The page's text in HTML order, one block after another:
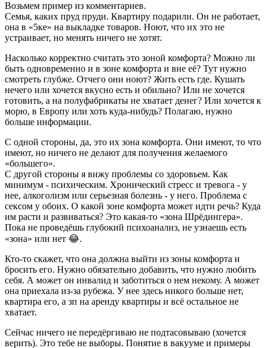
Возьмем пример из комментариев.
Семья, каких пруд пруди. Квартиру подарили. Он не работает,
она в «5ке» на выкладке товаров. Ноют, что их это не
устраивает, но менять ничего не хотят.
Насколько корректно считать это зоной комфорта? Можно ли
быть одновременно и в зоне комфорта и вне её? Тут нужно
смотреть глубже. Отчего они ноют? Жить есть где. Кушать
нечего или хочется вкусно есть и обильно? Или не хочется
готовить, а на полуфабрикаты не хватает денег? Или хочется к
морю, в Европу или хоть куда-нибудь? Полагаю, нужно
больше информации.
С одной стороны, да, это их зона комфорта. Они имеют, то что
имеют, но ничего не делают для получения желаемого
«большего».
С другой стороны я вижу проблемы со здоровьем. Как
минимум - психическим. Хронический стресс и тревога - у
нее, алкоголизм или серьезная болезнь - у него. Проблема с
сексом у обоих. О какой зоне комфорта может идти речь? Куда
им расти и развиваться? Это какая-то «зона Шрёдингера».
Пока не проведёшь глубокий психоанализ, не узнаешь есть
«зона» или нет 😂.
Кто-то скажет, что она должна выйти из зоны комфорта и
бросить его. Нужно обязательно добавить, что нужно любить
себя. А может он инвалид и заботиться о нем некому. А может
она приехала из-за рубежа. У нее здесь никого больше нет,
квартира его, а зп на аренду квартиры и всё остальное не
хватает.
Сейчас ничего не передёргиваю не подтасовываю (хочется
верить). Это тебе не выборы. Понятие в вакууме и примеры